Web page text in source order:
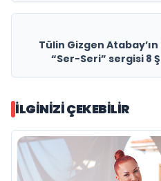
Tülin Gizgen Atabay’ın
“Ser-Seri” sergisi 8
İLGINIZI ÇEKEBILIR